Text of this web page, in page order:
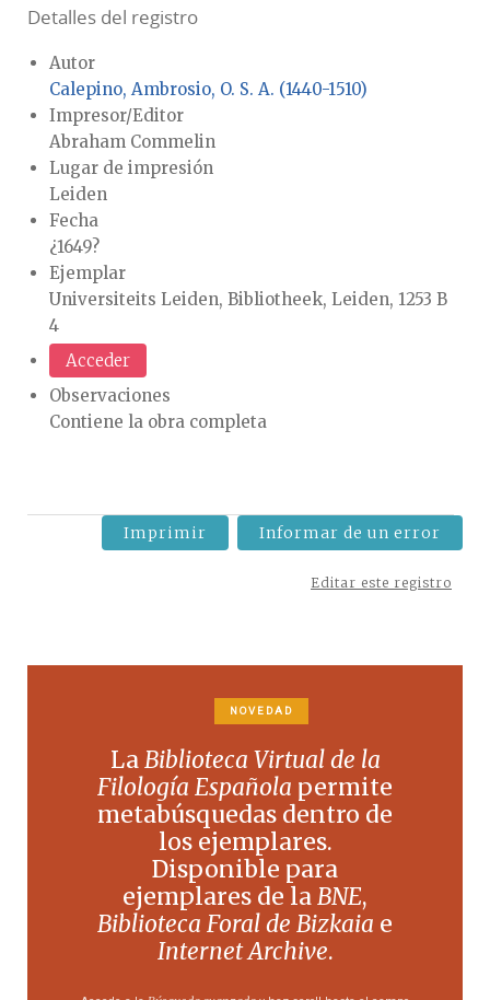
Detalles del registro
Autor
Calepino, Ambrosio, O. S. A. (1440-1510)
Impresor/Editor
Abraham Commelin
Lugar de impresión
Leiden
Fecha
¿1649?
Ejemplar
Universiteits Leiden, Bibliotheek, Leiden, 1253 B
4
Acceder
Observaciones
Contiene la obra completa
Imprimir Informar de un error
Editar este registro
NOVEDAD
LaBiblioteca Virtual de la
Filología Española permite
metabúsquedas dentro de
los ejemplares.
Disponible para
ejemplares de laBNE,
Biblioteca Foral de Bizkaia e
Internet Archive.